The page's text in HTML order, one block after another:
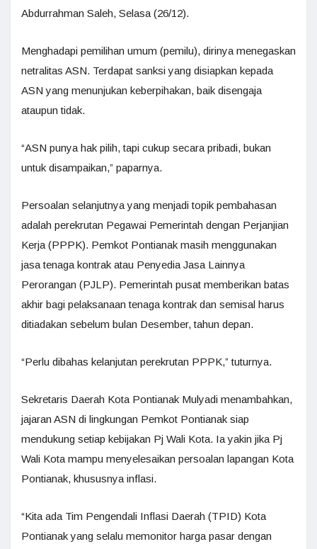
Abdurrahman Saleh, Selasa (26/12).
Menghadapi pemilihan umum (pemilu), dirinya menegaskan
netralitas ASN. Terdapat sanksi yang disiapkan kepada
ASN yang menunjukan keberpihakan, baik disengaja
ataupun tidak.
“ASN punya hak pilih, tapi cukup secara pribadi, bukan
untuk disampaikan,” paparnya.
Persoalan selanjutnya yang menjadi topik pembahasan
adalah perekrutan Pegawai Pemerintah dengan Perjanjian
Kerja (PPPK). Pemkot Pontianak masih menggunakan
jasa tenaga kontrak atau Penyedia Jasa Lainnya
Perorangan (PJLP). Pemerintah pusat memberikan batas
akhir bagi pelaksanaan tenaga kontrak dan semisal harus
ditiadakan sebelum bulan Desember, tahun depan.
“Perlu dibahas kelanjutan perekrutan PPPK,” tuturnya.
Sekretaris Daerah Kota Pontianak Mulyadi menambahkan,
jajaran ASN di lingkungan Pemkot Pontianak siap
mendukung setiap kebijakan Pj Wali Kota. Ia yakin jika Pj
Wali Kota mampu menyelesaikan persoalan lapangan Kota
Pontianak, khususnya inflasi.
“Kita ada Tim Pengendali Inflasi Daerah (TPID) Kota
Pontianak yang selalu memonitor harga pasar dengan